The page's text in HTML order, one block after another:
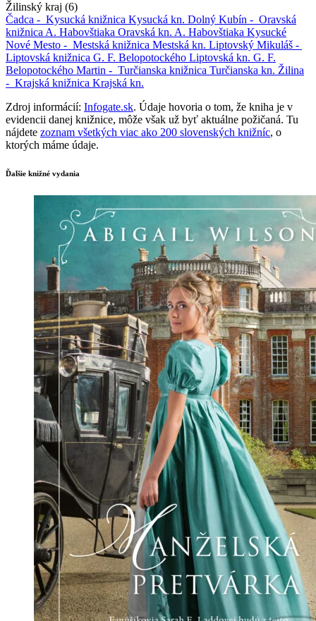
Žilinský kraj (6)
Čadca - Kysucká knižnica Kysucká kn. Dolný Kubín - Oravská
knižnica A. Habovštiaka Oravská kn. A. Habovštiaka Kysucké
Nové Mesto - Mestská knižnica Mestská kn. Liptovský Mikuláš -
Liptovská knižnica G. F. Belopotockého Liptovská kn. G. F.
Belopotockého Martin - Turčianska knižnica Turčianska kn. Žilina
- Krajská knižnica Krajská kn.
Zdroj informácií: Infogate.sk. Údaje hovoria o tom, že kniha je v
evidencii danej knižnice, môže však už byť aktuálne požičaná. Tu
nájdete zoznam všetkých viac ako 200 slovenských knižníc, o
ktorých máme údaje.
Ďalšie knižné vydania